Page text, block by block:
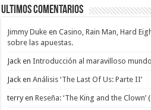
Ultimos Comentarios
Jimmy Duke enCasino, Rain Man, Hard
sobre las apuestas.
Jack enIntroducción al maravilloso mundo
Jack enAnálisis ‘The Last Of Us: Parte II’
terryenReseña: ‘The King and the Clown’